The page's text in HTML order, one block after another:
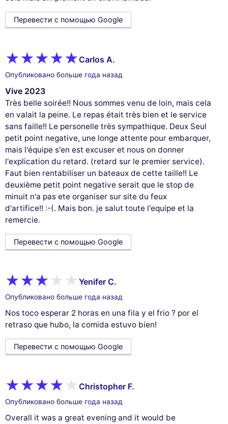
This website uses
cookies
enhance your browsing experience, measure
our audience, and personalize the ads shown to you. You can accept,
reject or manage your preferences at any time.
Consents certified by
Reject All Cookies Settings
Перевести с помощью Google
Carlos A.
Опубликовано больше года назад
Vive 2023
Très belle soirée!! Nous sommes venu de loin, mais cela
en valait la peine. Le repas était très bien et le service
sans faille!! Le personelle très sympathique. Deux Seul
petit point negative, une longe attente pour embarquer,
mais l'équipe s'en est excuser et nous on donner
l'explication du retard. (retard sur le premier service).
Faut bien rentabiliser un bateaux de cette taille!! Le
deuxième petit point negative serait que le stop de
minuit n'a pas ete organiser sur site du feux
d'artifice!! :-(. Mais bon. je salut toute l'equipe et la
remercie.
Перевести с помощью Google
Yenifer C.
Опубликовано больше года назад
Nos toco esperar 2 horas en una fila y el frio ? por el
retraso que hubo, la comida estuvo bien!
Перевести с помощью Google
Christopher F.
Опубликовано больше года назад
Overall it was a great evening and it would be